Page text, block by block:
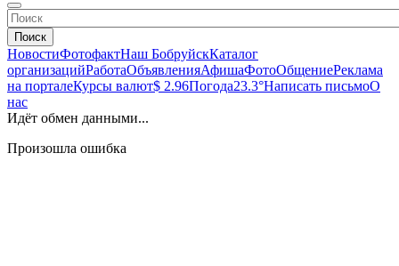
Поиск
НовостиФотофактНаш БобруйскКаталог
организацийРаботаОбъявленияАфишаФотоОбщениеРеклама
на порталеКурсы валют$ 2.96Погода23.3°Написать письмоО
нас
Идёт обмен данными...
Произошла ошибка